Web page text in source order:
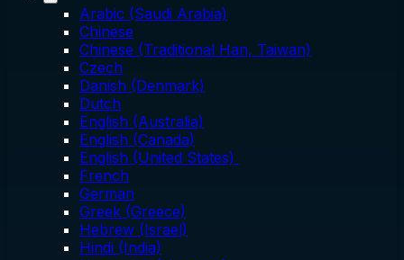
Arabic (Saudi Arabia)
Chinese
Chinese (Traditional Han, Taiwan)
Czech
Danish (Denmark)
Dutch
English (Australia)
English (Canada)
English (United States)
French
German
Greek (Greece)
Hebrew (Israel)
Hindi (India)